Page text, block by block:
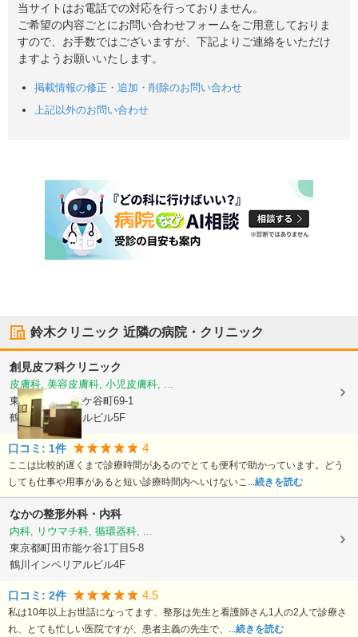
当サイトはお電話での対応を行っておりません。
ご希望の内容ごとにお問い合わせフォームをご用意しておりま
すので、お手数ではございますが、下記よりご連絡をいただけ
ますようお願いいたします。
掲載情報の修正・追加・削除のお問い合わせ
上記以外のお問い合わせ
鈴木クリニック 近隣の病院・クリニック
創見皮フ科クリニック
皮膚科, 美容皮膚科, 小児皮膚科, ...
東京都町田市能ケ谷町69-1
鶴川インペリアルビル5F
口コミ: 1件 4
ここは比較的遅くまで診療時間があるのでとても便利で助かっています。どう
しても仕事や用事があると短い診療時間内へいけないこ...続きを読む
なかの整形外科・内科
内科, リウマチ科, 循環器科, ...
東京都町田市能ケ谷1丁目5-8
鶴川インペリアルビル4F
口コミ: 2件 4.5
私は10年以上お世話になってます、整形は先生と看護師さん1人の2人で診療さ
れ、とても忙しい医院ですが、患者主義の先生で、...続きを読む